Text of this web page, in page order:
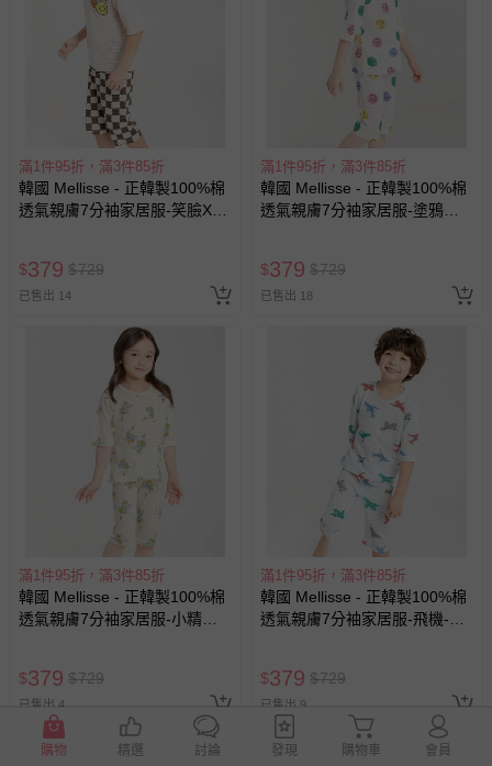
滿1件95折，滿3件85折
韓國 Mellisse - 正韓製100%棉
透氣親膚7分袖家居服-笑臉X格
$379 $729
已售出 14
滿1件95折，滿3件85折
韓國 Mellisse - 正韓製100%棉
透氣親膚7分袖家居服-塗鴉笑
$379 $729
已售出 18
滿1件95折，滿3件85折
韓國 Mellisse - 正韓製100%棉
透氣親膚7分袖家居服-小精靈-
$379 $729
已售出 4
滿1件95折，滿3件85折
韓國 Mellisse - 正韓製100%棉
透氣親膚7分袖家居服-飛機-淡
$379 $729
已售出 9
購物 精選 討論 發現 購物車 會員